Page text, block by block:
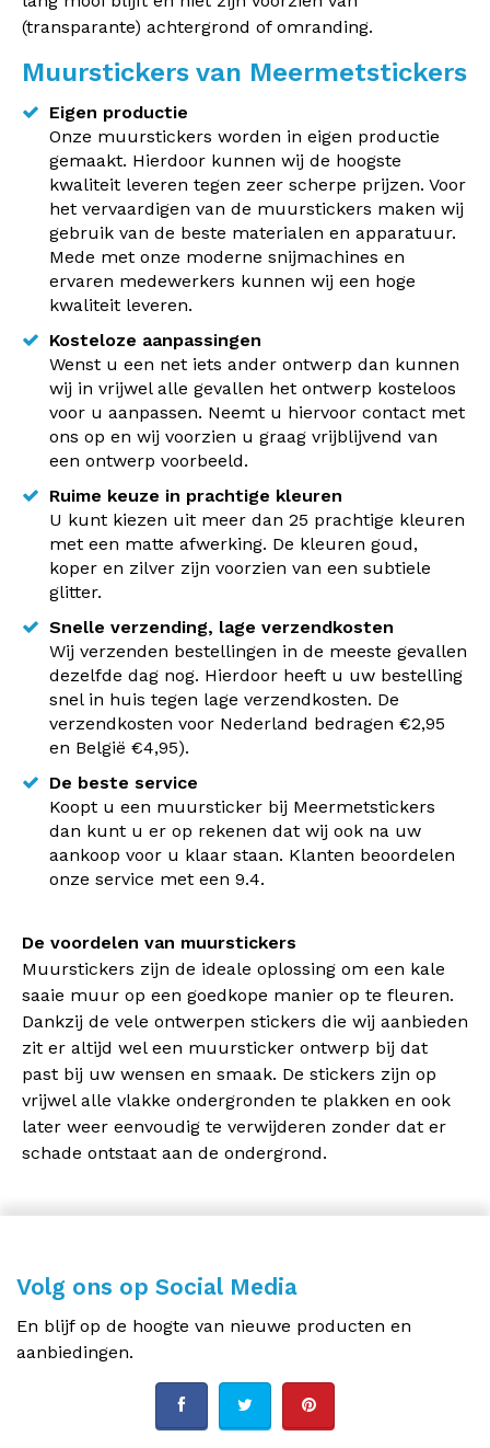
(transparante) achtergrond of omranding.
Muurstickers van Meermetstickers
Eigen productie
Onze muurstickers worden in eigen productie
gemaakt. Hierdoor kunnen wij de hoogste
kwaliteit leveren tegen zeer scherpe prijzen. Voor
het vervaardigen van de muurstickers maken wij
gebruik van de beste materialen en apparatuur.
Mede met onze moderne snijmachines en
ervaren medewerkers kunnen wij een hoge
kwaliteit leveren.
Kosteloze aanpassingen
Wenst u een net iets ander ontwerp dan kunnen
wij in vrijwel alle gevallen het ontwerp kosteloos
voor u aanpassen. Neemt u hiervoor contact met
ons op en wij voorzien u graag vrijblijvend van
een ontwerp voorbeeld.
Ruime keuze in prachtige kleuren
U kunt kiezen uit meer dan 25 prachtige kleuren
met een matte afwerking. De kleuren goud,
koper en zilver zijn voorzien van een subtiele
glitter.
Snelle verzending, lage verzendkosten
Wij verzenden bestellingen in de meeste gevallen
dezelfde dag nog. Hierdoor heeft u uw bestelling
snel in huis tegen lage verzendkosten. De
verzendkosten voor Nederland bedragen €2,95
en België €4,95).
De beste service
Koopt u een muursticker bij Meermetstickers
dan kunt u er op rekenen dat wij ook na uw
aankoop voor u klaar staan. Klanten beoordelen
onze service met een 9.4.
De voordelen van muurstickers
Muurstickers zijn de ideale oplossing om een kale
saaie muur op een goedkope manier op te fleuren.
Dankzij de vele ontwerpen stickers die wij aanbieden
zit er altijd wel een muursticker ontwerp bij dat
past bij uw wensen en smaak. De stickers zijn op
vrijwel alle vlakke ondergronden te plakken en ook
later weer eenvoudig te verwijderen zonder dat er
schade ontstaat aan de ondergrond.
Volg ons op Social Media
En blijf op de hoogte van nieuwe producten en
aanbiedingen.